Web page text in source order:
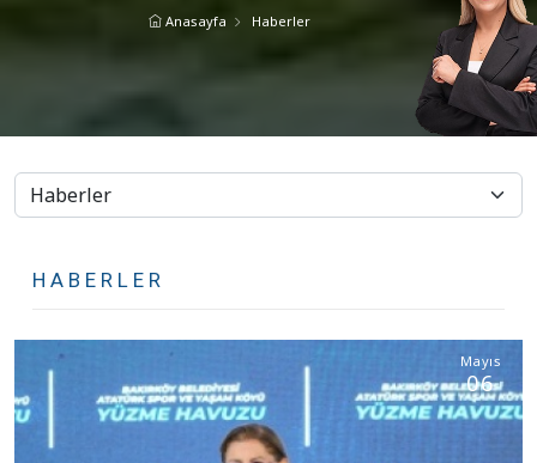
Anasayfa Haberler
HABERLER
Mayıs
06